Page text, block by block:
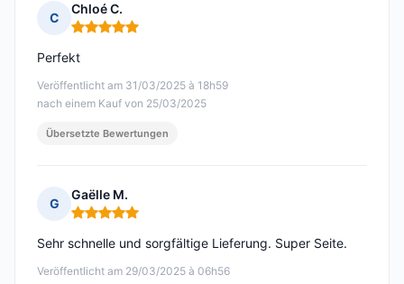
C
Chloé C.
Hinweis: 5 von 5
Veröffentlicht am 31/03/2025 à 18h59
nach einem Kauf von 25/03/2025
Perfekt
Übersetzte Bewertungen
G
Gaëlle M.
Hinweis: 5 von 5
Veröffentlicht am 29/03/2025 à 06h56
Sehr schnelle und sorgfältige Lieferung. Super Seite.